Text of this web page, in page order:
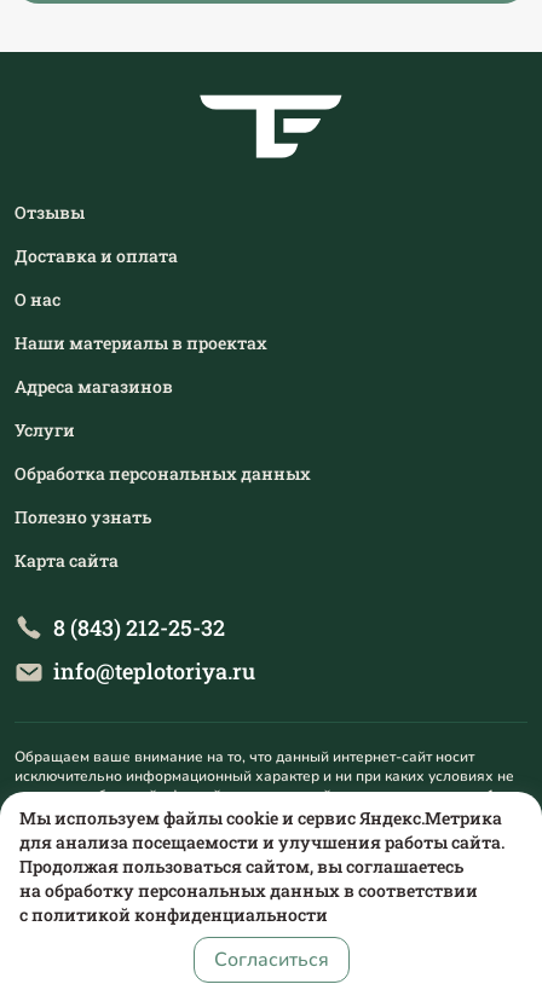
Отзывы
Доставка и оплата
О нас
Наши материалы в проектах
Адреса магазинов
Услуги
Обработка персональных данных
Полезно узнать
Карта сайта
8 (843) 212-25-32
info@teplotoriya.ru
Обращаем ваше внимание на то, что данный интернет-сайт носит
исключительно информационный характер и ни при каких условиях не
является публичной офертой, определяемой положениями пункта 1
статьи 437 Гражданского кодекса Российской Федерации. Для
получения подробной информации о наличии и стоимости указанных
товаров и (или) услуг, пожалуйста, обращайтесь на mail@teplotoriya.ru.
сделано в alente
Мы используем файлы cookie и сервис Яндекс.Метрика
для анализа посещаемости и улучшения работы сайта.
Продолжая пользоваться сайтом, вы соглашаетесь
на обработку персональных данных в соответствии
сполитикой конфиденциальности
Согласиться